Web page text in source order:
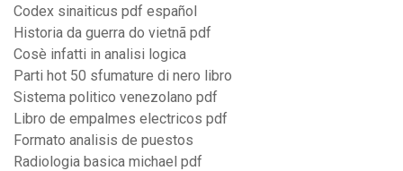
Codex sinaiticus pdf español
Historia da guerra do vietnã pdf
Cosè infatti in analisi logica
Parti hot 50 sfumature di nero libro
Sistema politico venezolano pdf
Libro de empalmes electricos pdf
Formato analisis de puestos
Radiologia basica michael pdf